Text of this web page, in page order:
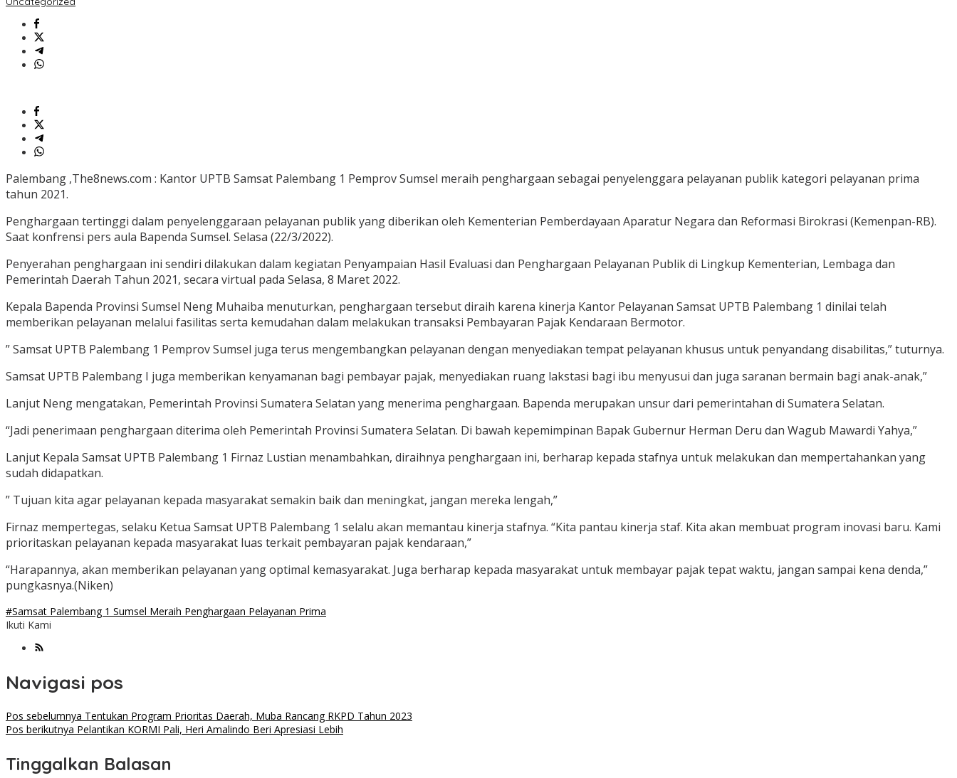
Palembang ,The8news.com : Kantor UPTB Samsat Palembang 1 Pemprov Sumsel meraih penghargaan sebagai penyelenggara pelayanan publik kategori pelayanan prima
tahun 2021.
Penghargaan tertinggi dalam penyelenggaraan pelayanan publik yang diberikan oleh Kementerian Pemberdayaan Aparatur Negara dan Reformasi Birokrasi (Kemenpan-RB).
Saat konfrensi pers aula Bapenda Sumsel. Selasa (22/3/2022).
Penyerahan penghargaan ini sendiri dilakukan dalam kegiatan Penyampaian Hasil Evaluasi dan Penghargaan Pelayanan Publik di Lingkup Kementerian, Lembaga dan
Pemerintah Daerah Tahun 2021, secara virtual pada Selasa, 8 Maret 2022.
Kepala Bapenda Provinsi Sumsel Neng Muhaiba menuturkan, penghargaan tersebut diraih karena kinerja Kantor Pelayanan Samsat UPTB Palembang 1 dinilai telah
memberikan pelayanan melalui fasilitas serta kemudahan dalam melakukan transaksi Pembayaran Pajak Kendaraan Bermotor.
” Samsat UPTB Palembang 1 Pemprov Sumsel juga terus mengembangkan pelayanan dengan menyediakan tempat pelayanan khusus untuk penyandang disabilitas,” tuturnya.
Samsat UPTB Palembang I juga memberikan kenyamanan bagi pembayar pajak, menyediakan ruang lakstasi bagi ibu menyusui dan juga saranan bermain bagi anak-anak,”
Lanjut Neng mengatakan, Pemerintah Provinsi Sumatera Selatan yang menerima penghargaan. Bapenda merupakan unsur dari pemerintahan di Sumatera Selatan.
“Jadi penerimaan penghargaan diterima oleh Pemerintah Provinsi Sumatera Selatan. Di bawah kepemimpinan Bapak Gubernur Herman Deru dan Wagub Mawardi Yahya,”
Lanjut Kepala Samsat UPTB Palembang 1 Firnaz Lustian menambahkan, diraihnya penghargaan ini, berharap kepada stafnya untuk melakukan dan mempertahankan yang
sudah didapatkan.
” Tujuan kita agar pelayanan kepada masyarakat semakin baik dan meningkat, jangan mereka lengah,”
Firnaz mempertegas, selaku Ketua Samsat UPTB Palembang 1 selalu akan memantau kinerja stafnya. “Kita pantau kinerja staf. Kita akan membuat program inovasi baru. Kami
prioritaskan pelayanan kepada masyarakat luas terkait pembayaran pajak kendaraan,”
“Harapannya, akan memberikan pelayanan yang optimal kemasyarakat. Juga berharap kepada masyarakat untuk membayar pajak tepat waktu, jangan sampai kena denda,”
pungkasnya.(Niken)
#Samsat Palembang 1 Sumsel Meraih Penghargaan Pelayanan Prima
Ikuti Kami
Navigasi pos
Pos sebelumnya Tentukan Program Prioritas Daerah, Muba Rancang RKPD Tahun 2023
Pos berikutnya Pelantikan KORMI Pali, Heri Amalindo Beri Apresiasi Lebih
Tinggalkan Balasan